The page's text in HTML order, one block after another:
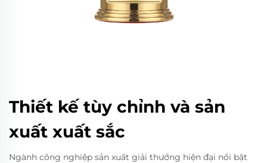
Thiết kế tùy chỉnh và sản
xuất xuất sắc
Ngành công nghiệp sản xuất giải thưởng hiện đại nổi bật